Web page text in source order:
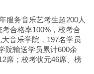
服务音乐艺考生超200人
合格率100%，校考合
音乐学院，197名学员
院输送学员累计600余
席；校考状元46席、榜